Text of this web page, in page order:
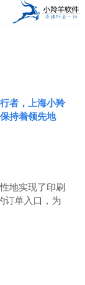
者，上海小羚
持着领先地
地实现了印刷
订单入口，为